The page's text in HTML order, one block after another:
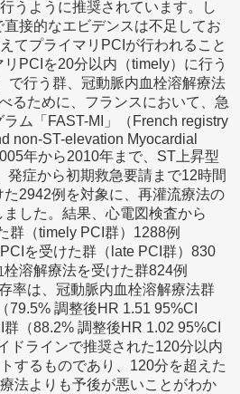
うように推奨されています。し
接的なエビデンスは不足してお
てプライマリPCIが行われること
PCIを20分以内（timely）に行う
で行う群、冠動脈内血栓溶解療法
るために、フランスにおいて、急
ム「FAST-MI」（French registry
non-ST-elevation Myocardial
年から2010年まで、ST上昇型
発症から初期救急要請まで12時間
た2942例を対象に、再灌流療法の
した。結果、心電図検査から
群（timely PCI群）1288例
を受けた群（late PCI群）830
溶解療法を受けた群824例
率は、冠動脈内血栓溶解療法群
79.5% 調整後HR 1.51 95%CI
（88.2% 調整後HR 1.02 95%CI
ドラインで推奨された120分以内
するものであり、120分を超えた
法よりも予後が悪いことがわか